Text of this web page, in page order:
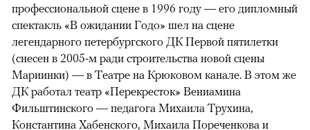
профессиональной сцене в 1996 году — его дипломный
спектакль «В ожидании Годо» шел на сцене
легендарного петербургского ДК Первой пятилетки
(снесен в 2005-м ради строительства новой сцены
Мариинки) — в Театре на Крюковом канале. В этом же
ДК работал театр «Перекресток» Вениамина
Фильштинского — педагога Михаила Трухина,
Константина Хабенского, Михаила Пореченкова и